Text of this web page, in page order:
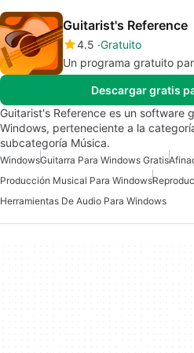
Guitarist's Reference
4.5 Gratuito
Un programa gratuito
Descargar gratis
Guitarist's Reference es un software
Windows, perteneciente a la
subcategoría Música.
WindowsGuitarra Para Windows Gratis
Producción Musical Para Windows
Herramientas De Audio Para Windows